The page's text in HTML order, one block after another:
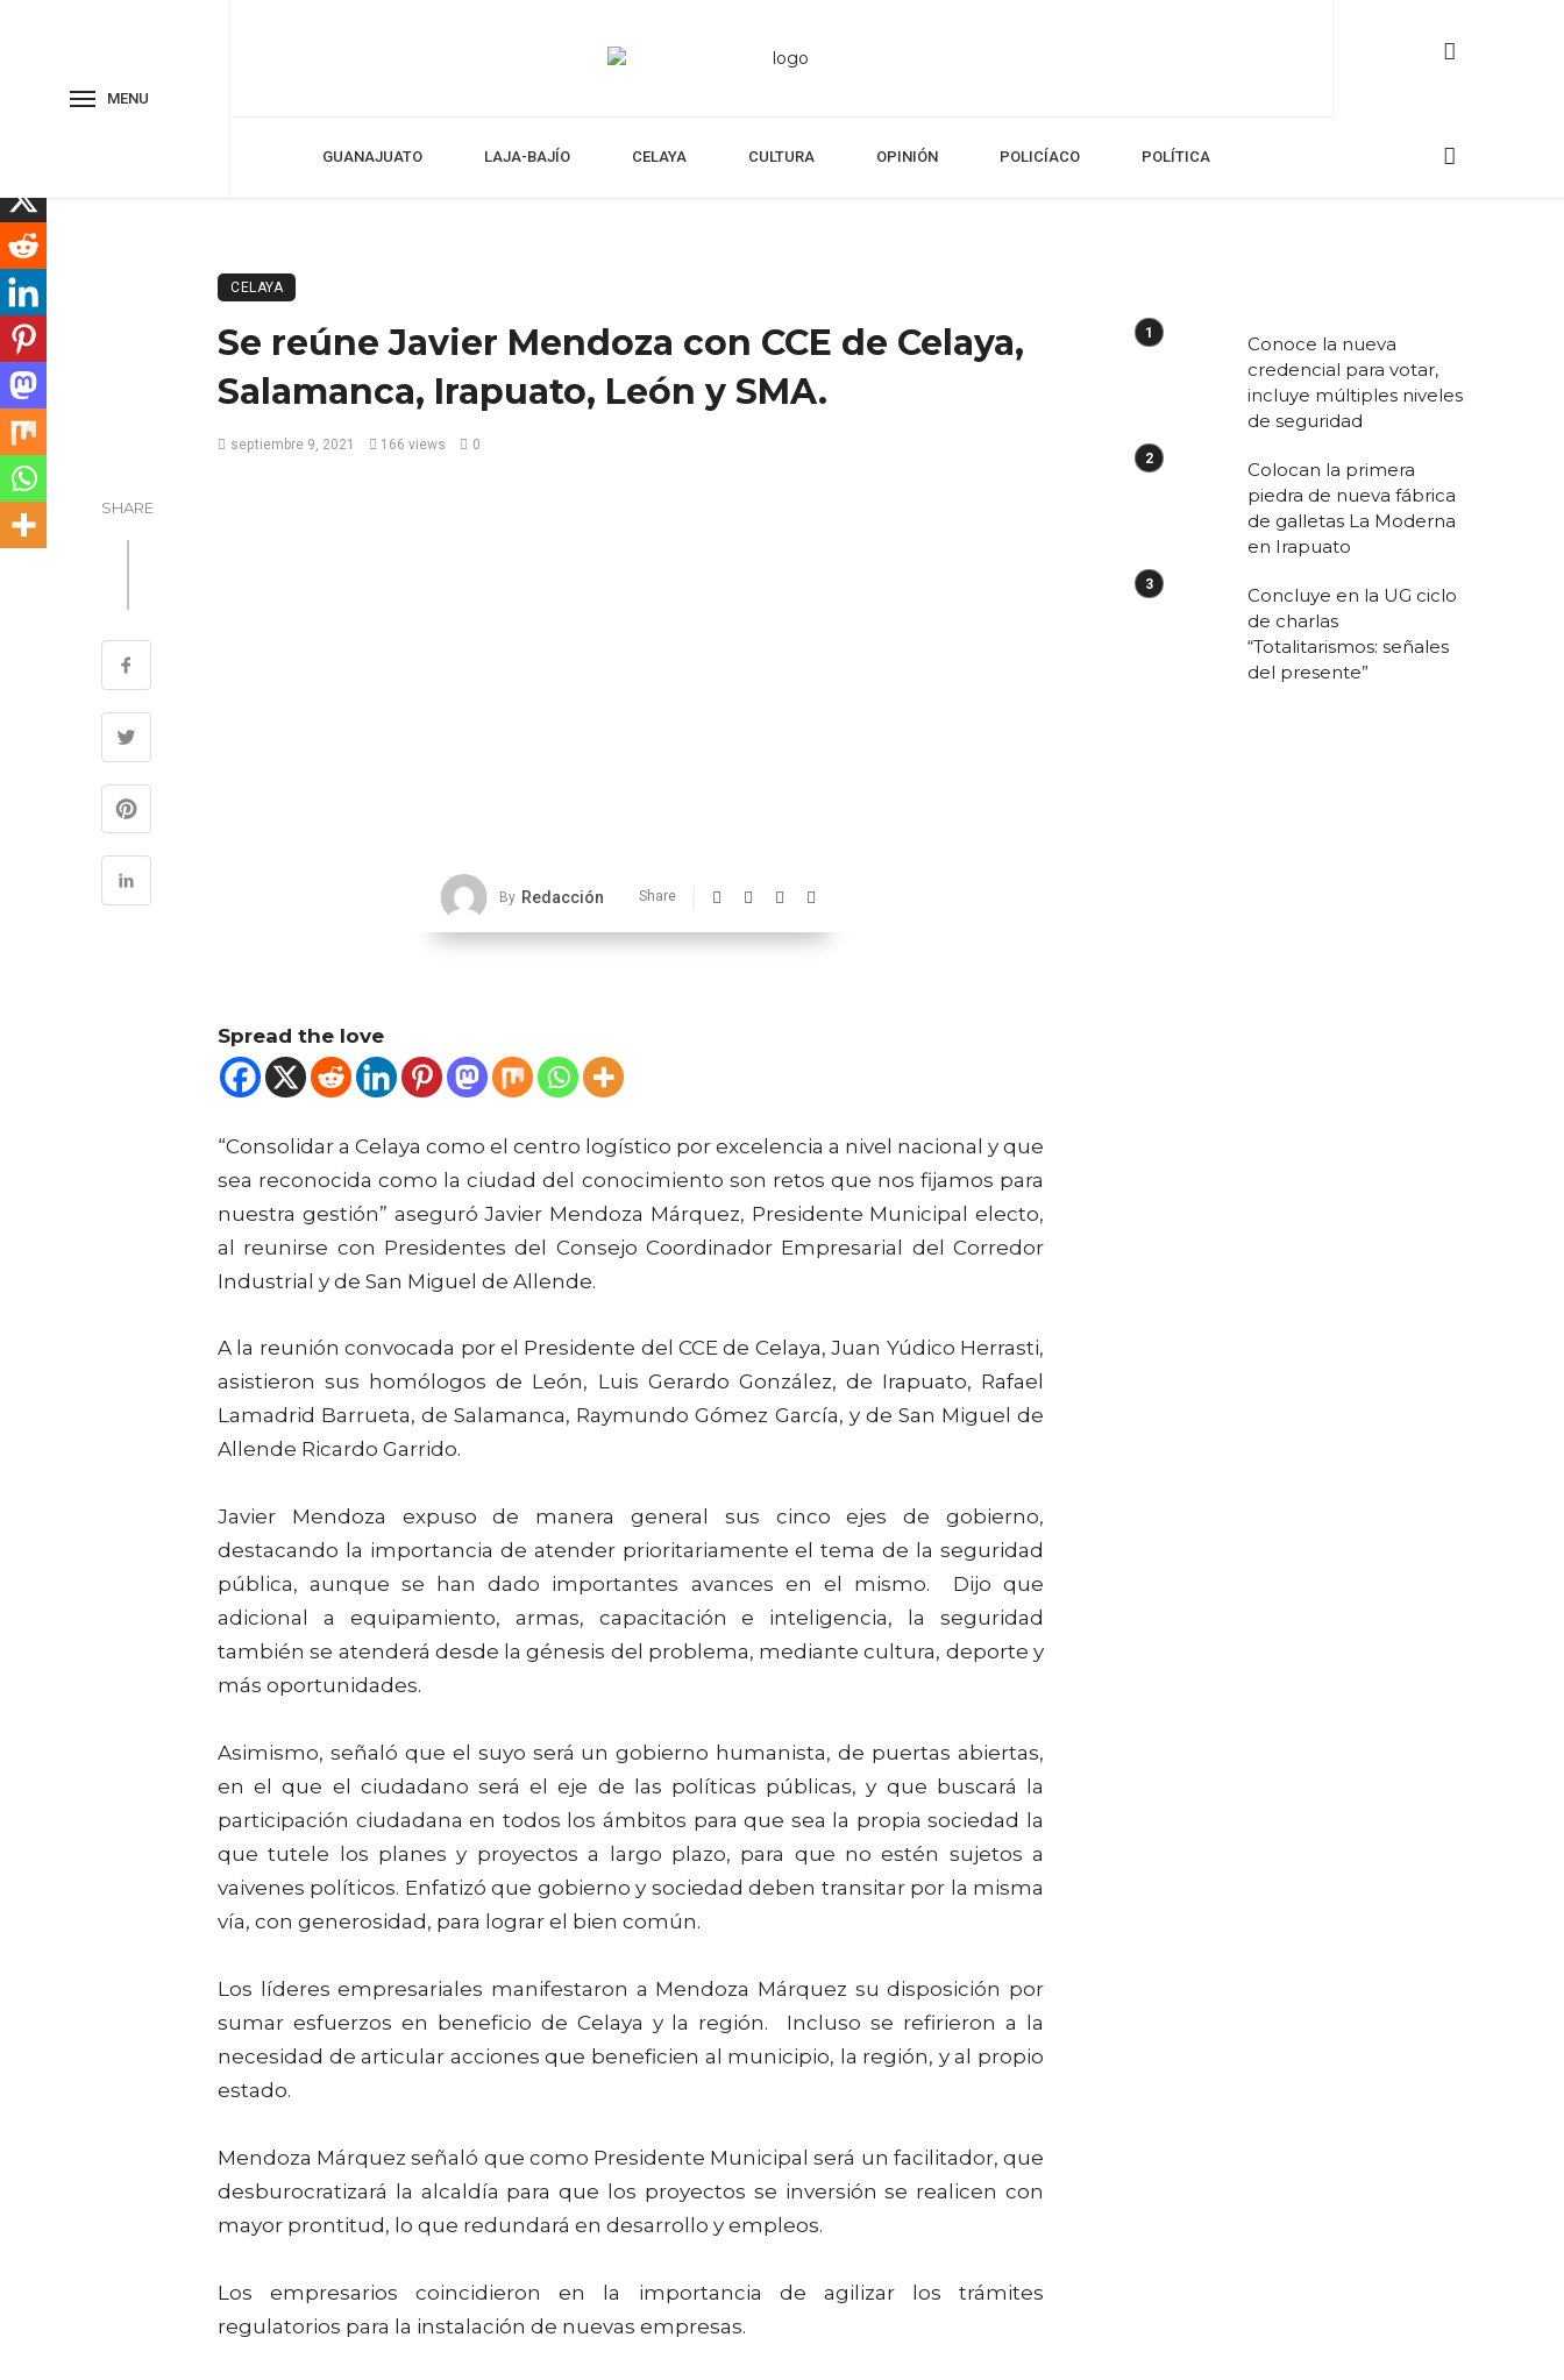
MENU
GUANAJUATO LAJA-BAJÍO CELAYA CULTURA OPINIÓN POLICÍACO POLÍTICA
CELAYA
Se reúne Javier Mendoza con CCE de Celaya,
Salamanca, Irapuato, León y SMA.
septiembre 9, 2021 166 views 0
SHARE
By Redacción Share
Spread the love
“Consolidar a Celaya como el centro logístico por excelencia a nivel nacional y que
sea reconocida como la ciudad del conocimiento son retos que nos fijamos para
nuestra gestión” aseguró Javier Mendoza Márquez, Presidente Municipal electo,
al reunirse con Presidentes del Consejo Coordinador Empresarial del Corredor
Industrial y de San Miguel de Allende.
A la reunión convocada por el Presidente del CCE de Celaya, Juan Yúdico Herrasti,
asistieron sus homólogos de León, Luis Gerardo González, de Irapuato, Rafael
Lamadrid Barrueta, de Salamanca, Raymundo Gómez García, y de San Miguel de
Allende Ricardo Garrido.
Javier Mendoza expuso de manera general sus cinco ejes de gobierno,
destacando la importancia de atender prioritariamente el tema de la seguridad
pública, aunque se han dado importantes avances en el mismo. Dijo que
adicional a equipamiento, armas, capacitación e inteligencia, la seguridad
también se atenderá desde la génesis del problema, mediante cultura, deporte y
más oportunidades.
Asimismo, señaló que el suyo será un gobierno humanista, de puertas abiertas,
en el que el ciudadano será el eje de las políticas públicas, y que buscará la
participación ciudadana en todos los ámbitos para que sea la propia sociedad la
que tutele los planes y proyectos a largo plazo, para que no estén sujetos a
vaivenes políticos. Enfatizó que gobierno y sociedad deben transitar por la misma
vía, con generosidad, para lograr el bien común.
Los líderes empresariales manifestaron a Mendoza Márquez su disposición por
sumar esfuerzos en beneficio de Celaya y la región. Incluso se refirieron a la
necesidad de articular acciones que beneficien al municipio, la región, y al propio
estado.
Mendoza Márquez señaló que como Presidente Municipal será un facilitador, que
desburocratizará la alcaldía para que los proyectos se inversión se realicen con
mayor prontitud, lo que redundará en desarrollo y empleos.
Los empresarios coincidieron en la importancia de agilizar los trámites
regulatorios para la instalación de nuevas empresas.
Conoce la nueva
credencial para votar,
incluye múltiples niveles
de seguridad
Colocan la primera
piedra de nueva fábrica
de galletas La Moderna
en Irapuato
Concluye en la UG ciclo
de charlas
“Totalitarismos: señales
del presente”